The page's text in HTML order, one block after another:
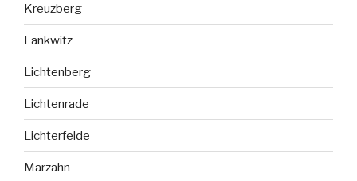
Kreuzberg
Lankwitz
Lichtenberg
Lichtenrade
Lichterfelde
Marzahn